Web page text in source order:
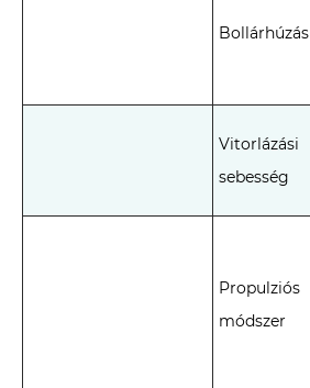
Bollárhúzás
Vitorlázási
sebesség
Propulziós
módszer